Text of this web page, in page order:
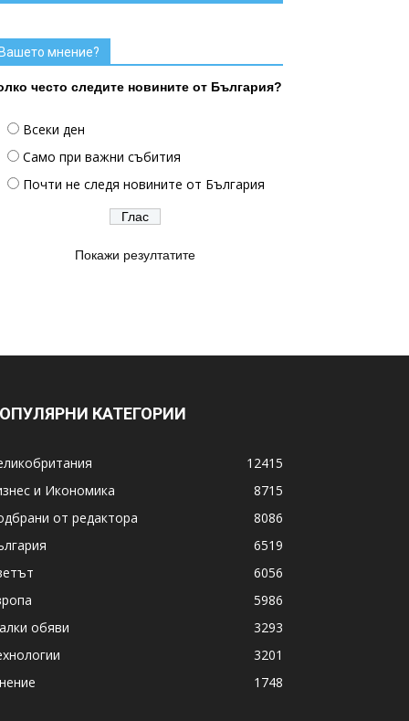
мнение?
често следите новините от България?
Всеки ден
Само при важни събития
Почти не следя новините от България
Покажи резултатите
КАТЕГОРИИ
12415
и Икономика
8715
от редактора
8086
6519
6056
5986
обяви
3293
3201
1748